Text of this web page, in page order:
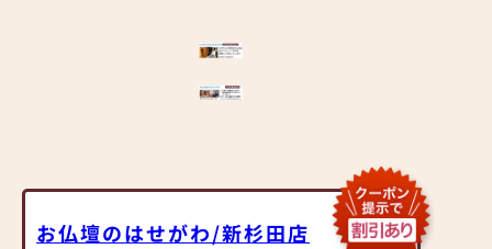
お仏壇のはせがわ/新杉田店